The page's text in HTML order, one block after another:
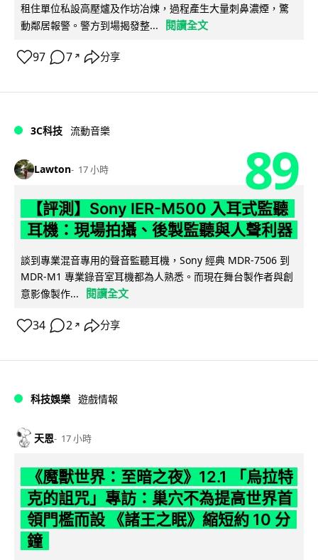
租住單位私設高壓爐及作坊冶煉，過程產生大量刺鼻濃煙，驚
動鄰居報警。警方到場揭發整...
閱讀全文
97 7 ↗ 分享
3C科技 流動音樂
Lawton 17 小時 89
【評測】Sony IER-M500 入耳式監聽
耳機：現場拍攝、後製監聽與人聲利器
談到專業混音專用的聲音監聽耳機，Sony 經典 MDR-7506 到
MDR-M1 專業錄音室耳機都為人熟悉。而現在舞台製作者與創
意影像製作...
閱讀全文
34 2 ↗ 分享
科技娛樂 遊戲情報
天恩 17 小時
《魔獸世界：至暗之夜》12.1 「烏拉特
克的詛咒」專訪：巢穴不為提高世界首
領門檻而設 《諸王之眠》縮短約 10 分
鐘